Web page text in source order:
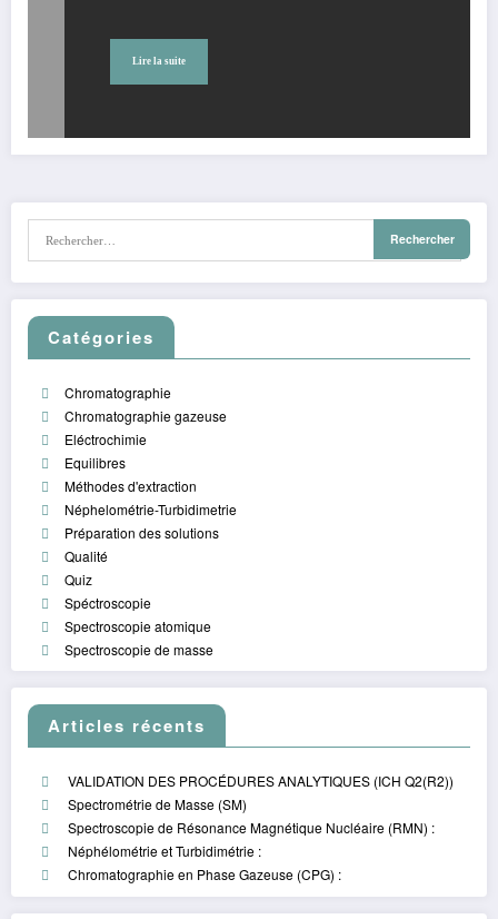
Lire la suite
Catégories
Chromatographie
Chromatographie gazeuse
Eléctrochimie
Equilibres
Méthodes d'extraction
Néphelométrie-Turbidimetrie
Préparation des solutions
Qualité
Quiz
Spéctroscopie
Spectroscopie atomique
Spectroscopie de masse
Articles récents
VALIDATION DES PROCÉDURES ANALYTIQUES (ICH Q2(R2))
Spectrométrie de Masse (SM)
Spectroscopie de Résonance Magnétique Nucléaire (RMN) :
Néphélométrie et Turbidimétrie :
Chromatographie en Phase Gazeuse (CPG) :